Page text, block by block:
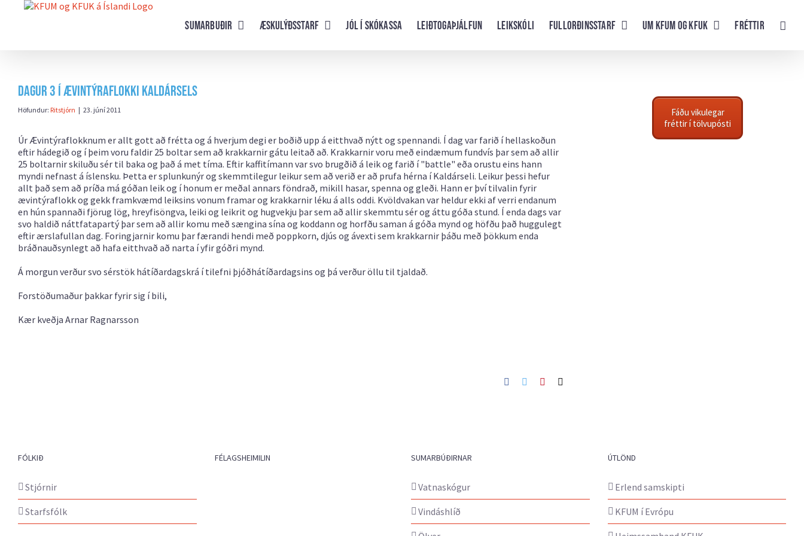
Sumarbuðir Æskulýðsstarf Jól í skókassa Leiðtogaþjálfun Leikskóli Fullorðinsstarf UM KFUM og KFUK Fréttir
Dagur 3 í Ævintýraflokki Kaldársels
Höfundur: Ritstjórn | 23. júní 2011
Úr Ævintýraflokknum er allt gott að frétta og á hverjum degi er boðið upp á eitthvað nýtt og spennandi. Í dag var farið í hellaskoðun
eftir hádegið og í þeim voru faldir 25 boltar sem að krakkarnir gátu leitað að. Krakkarnir voru með eindæmum fundvís þar sem að allir
25 boltarnir skiluðu sér til baka og það á met tíma. Eftir kaffitímann var svo brugðið á leik og farið í "battle" eða orustu eins hann
myndi nefnast á íslensku. Þetta er splunkunýr og skemmtilegur leikur sem að verið er að prufa hérna í Kaldárseli. Leikur þessi hefur
allt það sem að príða má góðan leik og í honum er meðal annars föndrað, mikill hasar, spenna og gleði. Hann er því tilvalin fyrir
ævintýraflokk og gekk framkvæmd leiksins vonum framar og krakkarnir léku á alls oddi. Kvöldvakan var heldur ekki af verri endanum
en hún spannaði fjörug lög, hreyfisöngva, leiki og leikrit og hugvekju þar sem að allir skemmtu sér og áttu góða stund. Í enda dags var
svo haldið náttfatapartý þar sem að allir komu með sængina sína og koddann og horfðu saman á góða mynd og höfðu það huggulegt
eftir ærslafullan dag. Foringjarnir komu þar færandi hendi með poppkorn, djús og ávexti sem krakkarnir þáðu með þökkum enda
bráðnauðsynlegt að hafa eitthvað að narta í yfir góðri mynd.
Á morgun verður svo sérstök hátíðardagskrá í tilefni þjóðhátíðardagsins og þá verður öllu til tjaldað.
Forstöðumaður þakkar fyrir sig í bili,
Kær kveðja Arnar Ragnarsson
Facebook
TwitterPinterest
Fáðu vikulegar
fréttir í tölvupósti
FÓLKIÐ
Stjórnir
Starfsfólk
FÉLAGSHEIMILIN SUMARBÚÐIRNAR
Vatnaskógur
Vindáshlíð
ÚTLÖND
Erlend samskipti
KFUM í Evrópu